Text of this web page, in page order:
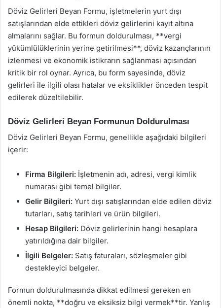
Döviz Gelirleri Beyan Formu, işletmelerin yurt dışı
satışlarından elde ettikleri döviz gelirlerini kayıt altına
almalarını sağlar. Bu formun doldurulması, **vergi
yükümlülüklerinin yerine getirilmesi**, döviz kazançlarının
izlenmesi ve ekonomik istikrarın sağlanması açısından
kritik bir rol oynar. Ayrıca, bu form sayesinde, döviz
gelirleri ile ilgili olası hatalar ve eksiklikler önceden tespit
edilerek düzeltilebilir.
Döviz Gelirleri Beyan Formunun Doldurulması
Döviz Gelirleri Beyan Formu, genellikle aşağıdaki bilgileri
içerir:
Firma Bilgileri: İşletmenin adı, adresi, vergi kimlik
numarası gibi temel bilgiler.
Gelir Bilgileri: Yurt dışı satışlarından elde edilen döviz
tutarları, satış tarihleri ve ürün bilgileri.
Hesap Bilgileri: Döviz gelirlerinin hangi hesaplara
yatırıldığına dair bilgiler.
İlgili Belgeler: Satış faturaları, sözleşmeler gibi
destekleyici belgeler.
Formun doldurulmasında dikkat edilmesi gereken en
önemli nokta, **doğru ve eksiksiz bilgi vermek**tir. Yanlış